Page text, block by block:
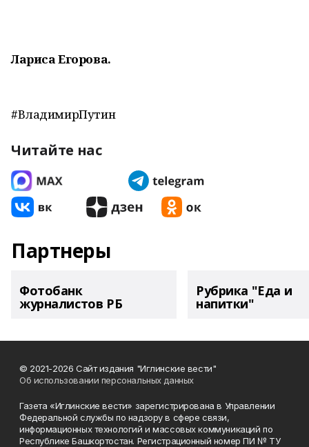
Лариса Егорова.
#ВладимирПутин
Читайте нас
Партнеры
Фотобанк
журналистов РБ
Рубрика "Еда и
напитки"
© 2021-2026 Сайт издания "Иглинские вести"
Об использовании персональных данных
Газета «Иглинские вести» зарегистрирована в Управлении
Федеральной службы по надзору в сфере связи,
информационных технологий и массовых коммуникаций по
Республике Башкортостан. Регистрационный номер ПИ № ТУ